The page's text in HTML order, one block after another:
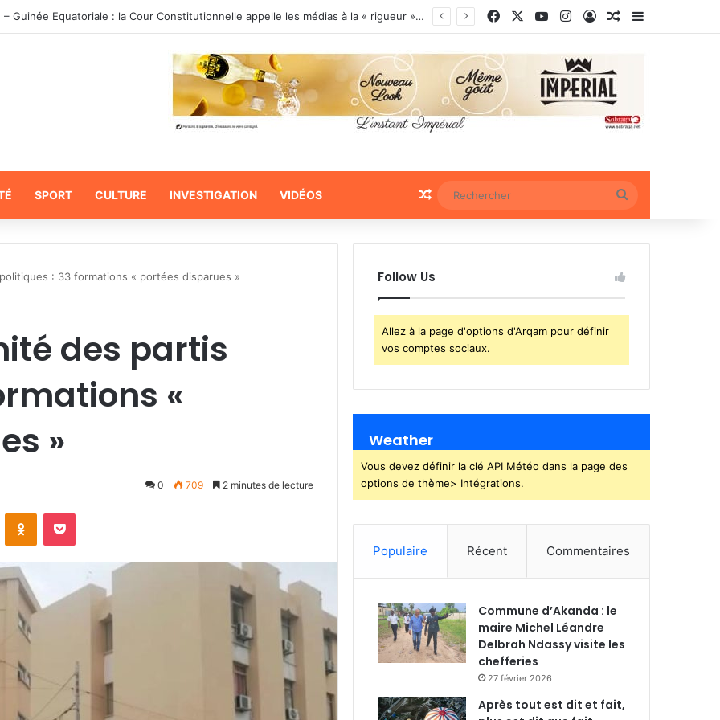
Okoumba : le dossier d’instruction en balade sur les réseaux sociaux Facebook YouTubeInstagramConnexionArticle Aléatoire
SPORT CULTURE INVESTIGATION VIDÉOS Article Aléatoire
: 33 formations « portées disparues »
des partis
«
»
0 709 2 minutes de lecture
Follow Us
Allez à la page d'options d'Arqam pour définir
vos comptes sociaux.
Weather
Vous devez définir la clé API Météo dans la page des
options de thème> Intégrations.
Populaire Récent Commentaires
Commune d’Akanda : le
maire Michel Léandre
Delbrah Ndassy visite les
chefferies
27 février 2026
Après tout est dit et fait,